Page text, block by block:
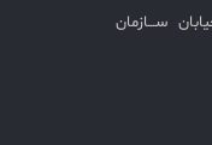
ســـازمان